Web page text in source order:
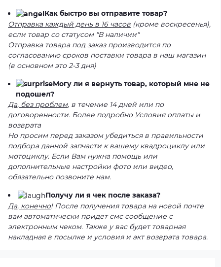
Как быстро вы отправите товар?
Отправка каждый день в 16 часов (кроме воскресенья),
если товар со статусом "В наличии"
Отправка товара под заказ производится по
согласованию сроков поставки товара в наш магазин
(в основном это 2-3 дня)
Могу ли я вернуть товар, который мне не
подошел?
Да, без проблем, в течение 14 дней или по
договоренности. Более подробно Условия оплаты и
возврата
Но просим перед заказом убедиться в правильности
подбора данной запчасти к вашему квадроциклу или
мотоциклу. Если Вам нужна помощь или
дополнительные настройки фото или видео,
обязательно позвоните нам.
Получу ли я чек после заказа?
Да, конечно! После получения товара на новой почте
вам автоматически придет смс сообщение с
электронным чеком. Также у вас будет товарная
накладная в посылке и условия и акт возврата товара.